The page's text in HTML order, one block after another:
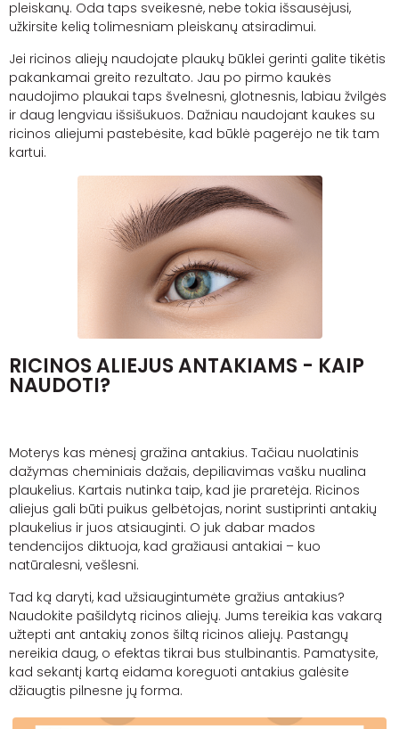
pleiskanų. Oda taps sveikesnė, nebe tokia išsausėjusi,
užkirsite kelią tolimesniam pleiskanų atsiradimui.
Jei ricinos aliejų naudojate plaukų būklei gerinti galite tikėtis
pakankamai greito rezultato. Jau po pirmo kaukės
naudojimo plaukai taps švelnesni, glotnesnis, labiau žvilgės
ir daug lengviau išsišukuos. Dažniau naudojant kaukes su
ricinos aliejumi pastebėsite, kad būklė pagerėjo ne tik tam
kartui.
RICINOS ALIEJUS ANTAKIAMS - KAIP
NAUDOTI?
Moterys kas mėnesį gražina antakius. Tačiau nuolatinis
dažymas cheminiais dažais, depiliavimas vašku nualina
plaukelius. Kartais nutinka taip, kad jie praretėja. Ricinos
aliejus gali būti puikus gelbėtojas, norint sustiprinti antakių
plaukelius ir juos atsiauginti. O juk dabar mados
tendencijos diktuoja, kad gražiausi antakiai – kuo
natūralesni, vešlesni.
Tad ką daryti, kad užsiaugintumėte gražius antakius?
Naudokite pašildytą ricinos aliejų. Jums tereikia kas vakarą
užtepti ant antakių zonos šiltą ricinos aliejų. Pastangų
nereikia daug, o efektas tikrai bus stulbinantis. Pamatysite,
kad sekantį kartą eidama koreguoti antakius galėsite
džiaugtis pilnesne jų forma.